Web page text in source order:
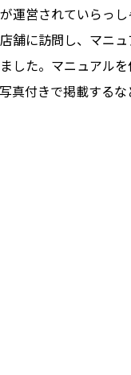
運営されていらっ
舗に訪問し、マニ
した。マニュアル
真付きで掲載する